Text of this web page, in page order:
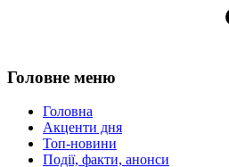
Головне меню
Головна
Акценти дня
Топ-новини
Події, факти, анонси